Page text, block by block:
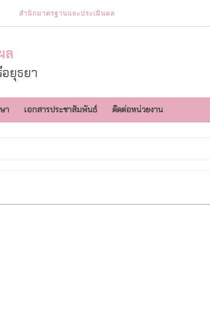
สำนักมาตรฐานและประเมินผล
ล
ยุธยา
า เอกสารประชาสัมพันธ์ ติดต่อหน่วยงาน